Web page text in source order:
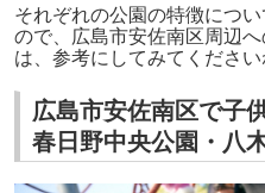
それぞれの公園の特徴につ
ので、広島市安佐南区周辺
は、参考にしてみてください
広島市安佐南区で子
春日野中央公園・八